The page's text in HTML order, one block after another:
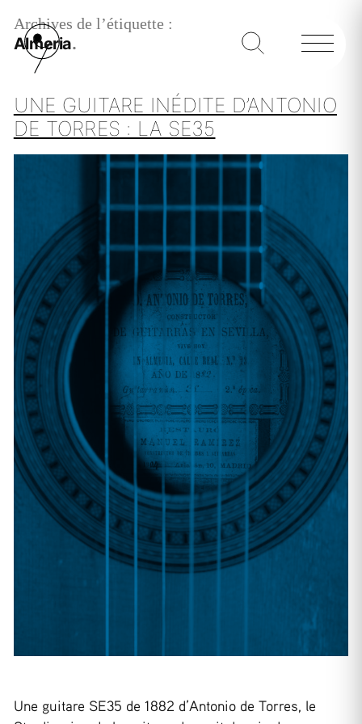
Archives de l’étiquette :
Almeria
UNE GUITARE INÉDITE D’ANTONIO
DE TORRES : LA SE35
Une guitare SE35 de 1882 d’Antonio de Torres, le